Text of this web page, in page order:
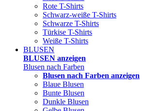
Rote T-Shirts
Schwarz-weiße T-Shirts
Schwarze T-Shirts
Türkise T-Shirts
Weiße T-Shirts
BLUSEN
BLUSEN anzeigen
Blusen nach Farben
Blusen nach Farben anzeigen
Blaue Blusen
Bunte Blusen
Dunkle Blusen